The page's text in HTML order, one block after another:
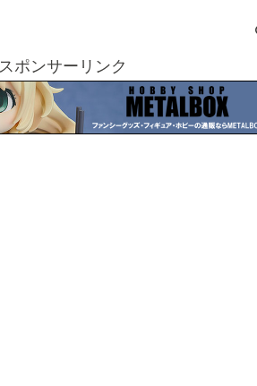
スポンサーリンク